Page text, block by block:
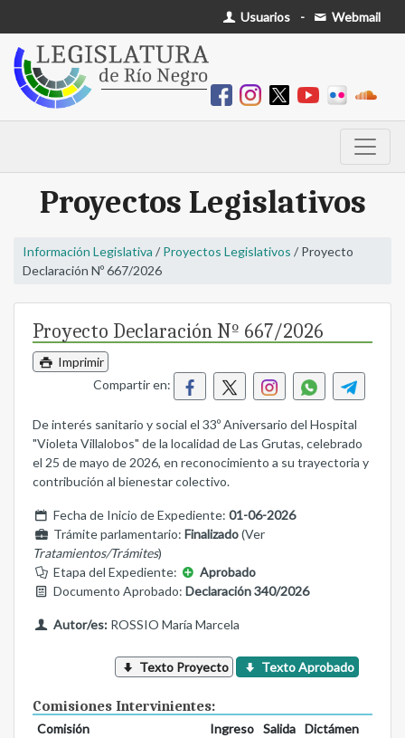
Usuarios - Webmail
Proyectos Legislativos
Información Legislativa / Proyectos Legislativos / Proyecto
Declaración Nº 667/2026
Proyecto Declaración Nº 667/2026
Imprimir
Compartir en:
De interés sanitario y social el 33º Aniversario del Hospital
"Violeta Villalobos" de la localidad de Las Grutas, celebrado
el 25 de mayo de 2026, en reconocimiento a su trayectoria y
contribución al bienestar colectivo.
Fecha de Inicio de Expediente: 01-06-2026
Trámite parlamentario: Finalizado(Ver
Tratamientos/Trámites)
Etapa del Expediente:
Aprobado
Documento Aprobado: Declaración 340/2026
Autor/es:ROSSIO María Marcela
Texto Proyecto Texto Aprobado
Comisiones Intervinientes:
Comisión Ingreso Salida
Dictámen